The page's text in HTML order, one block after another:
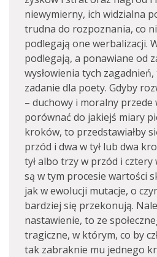
niewymierny, ich widzialna
trudna do rozpoznania, co
podlegają one werbalizacji.
podlegają, a ponawiane od
wysłowienia tych zagadnień,
zadanie dla poety. Gdyby
– duchowy i moralny przede
porównać do jakiejś miary
kroków, to przedstawiałby
przód i dwa w tył lub dwa
tył albo trzy w przód i cztery
są w tym procesie wartości
jak w ewolucji mutacje, o
bardziej się przekonują.
nastawienie, to ze
tragiczne, w którym, co by
tak zabraknie mu jednego